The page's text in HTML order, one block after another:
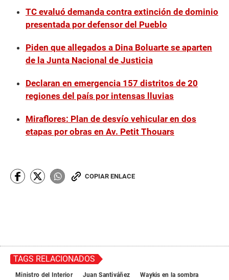
TC evaluó demanda contra extinción de dominio
presentada por defensor del Pueblo
Piden que allegados a Dina Boluarte se aparten
de la Junta Nacional de Justicia
Declaran en emergencia 157 distritos de 20
regiones del país por intensas lluvias
Miraflores: Plan de desvío vehicular en dos
etapas por obras en Av. Petit Thouars
COPIAR ENLACE
TAGS RELACIONADOS
Ministro del Interior Juan Santiváñez Waykis en la sombra